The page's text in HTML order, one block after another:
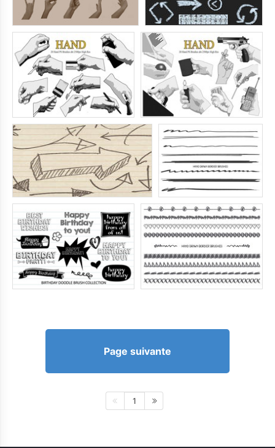
Page suivante
1